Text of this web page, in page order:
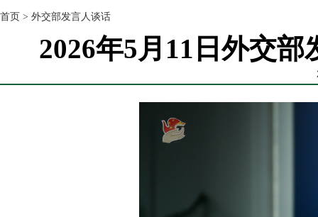
首页 > 外交部发言人谈话
2026年5月11日外交